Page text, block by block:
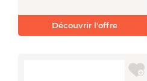
Découvrir l'offre